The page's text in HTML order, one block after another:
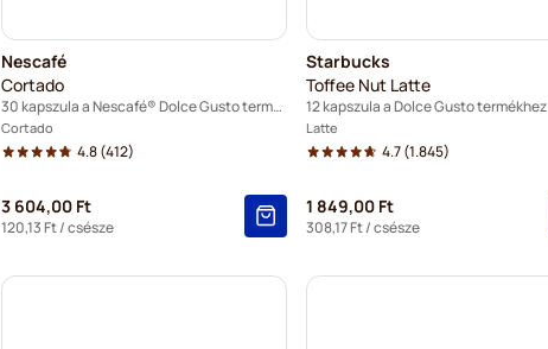
Nescafé
Cortado
30 kapszula a Nescafé® Dolce Gusto termékhez
Cortado
4.8(412)
3 604,00 Ft
120,13 Ft/ csésze
Starbucks
Toffee Nut Latte
12 kapszula a Dolce Gusto termékhez
Latte
4.7(1.845)
1 849,00 Ft
308,17 Ft/ csésze